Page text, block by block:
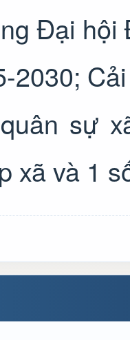
Đại hội
2030;
sự
xã và 1